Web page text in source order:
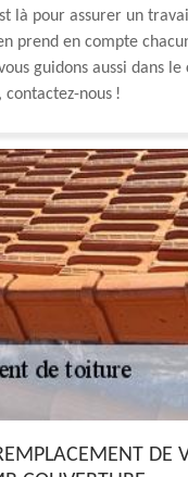
là pour assurer un
prend en compte
guidons aussi dans
nous !
DE